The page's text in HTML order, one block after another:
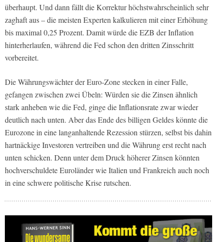
überhaupt. Und dann fällt die Korrektur höchstwahrscheinlich sehr
zaghaft aus – die meisten Experten kalkulieren mit einer Erhöhung
bis maximal 0,25 Prozent. Damit würde die EZB der Inflation
hinterherlaufen, während die Fed schon den dritten Zinsschritt
vorbereitet.
Die Währungswächter der Euro-Zone stecken in einer Falle,
gefangen zwischen zwei Übeln: Würden sie die Zinsen ähnlich
stark anheben wie die Fed, ginge die Inflationsrate zwar wieder
deutlich nach unten. Aber das Ende des billigen Geldes könnte die
Eurozone in eine langanhaltende Rezession stürzen, selbst bis dahin
hartnäckige Investoren vertreiben und die Währung erst recht nach
unten schicken. Denn unter dem Druck höherer Zinsen könnten
hochverschuldete Euroländer wie Italien und Frankreich auch noch
in eine schwere politische Krise rutschen.